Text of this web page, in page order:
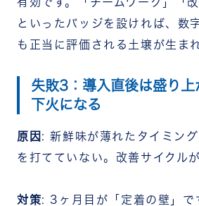
といったバッジを設ければ、数
も正当に評価される土壌が生ま
失敗3：導入直後は盛り
下火になる
原因 : 新鮮味が薄れたタイミン
を打てていない。改善サイクル
対策: 3ヶ月目が「定着の壁」で